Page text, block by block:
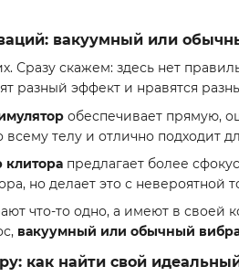
вакуумный или
Сразу скажем: здесь нет
разный эффект и нравятся
обеспечивает прямую,
телу и отлично подходит
клитора предлагает более
но делает это с невероятной
что-то одно, а имеют в своей
вакуумный или обычный
как найти свой